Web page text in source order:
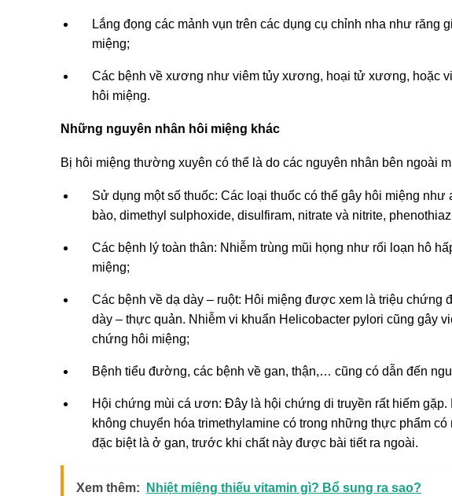
Lắng đọng các mảnh vụn trên các dụng cụ chỉnh nha như
miệng;
Các bệnh về xương như viêm tủy xương, hoại tử xương, hoặc
hôi miệng.
Những nguyên nhân hôi miệng khác
Bị hôi miệng thường xuyên có thể là do các nguyên nhân bên ngoài
Sử dụng một số thuốc: Các loại thuốc có thể gây hôi miệng
bào, dimethyl sulphoxide, disulfiram, nitrate và nitrite,
Các bệnh lý toàn thân: Nhiễm trùng mũi họng như rối loạn hô
miệng;
Các bệnh về dạ dày – ruột: Hôi miệng được xem là triệu
dày – thực quản. Nhiễm vi khuẩn Helicobacter pylori cũng gây
chứng hôi miệng;
Bệnh tiểu đường, các bệnh về gan, thận,… cũng có dẫn đến
Hội chứng mùi cá ươn: Đây là hội chứng di truyền rất hiếm
không chuyển hóa trimethylamine có trong những thực phẩm
đặc biệt là ở gan, trước khi chất này được bài tiết ra ngoài.
Xem thêm: Nhiệt miệng thiếu vitamin gì? Bổ sung ra sao?